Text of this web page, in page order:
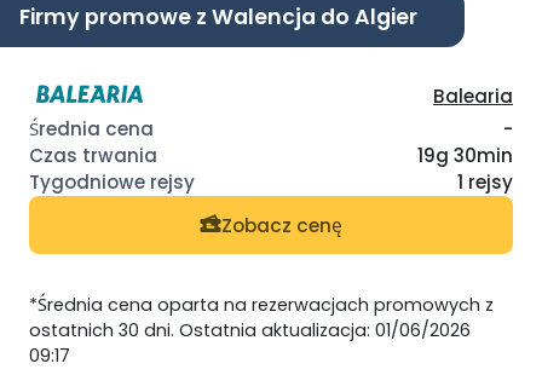
Firmy promowe z Walencja do Algier
Balearia
-
19g 30min
1 rejsy
Zobacz cenę
*Średnia cena oparta na rezerwacjach promowych z
ostatnich 30 dni. Ostatnia aktualizacja: 01/06/2026
09:17